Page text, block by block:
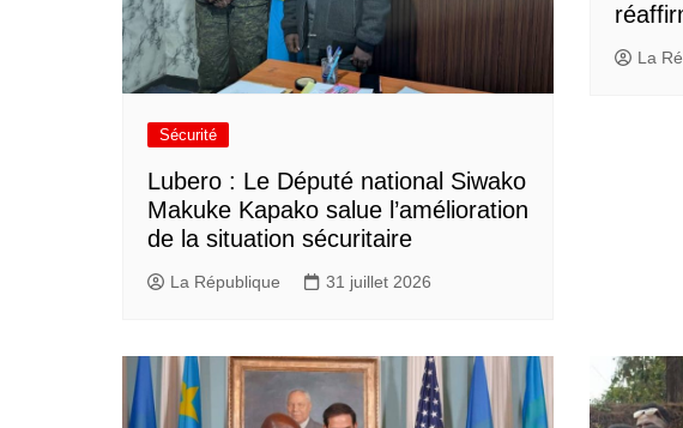
Sécurité
Lubero : Le Député national Siwako
Makuke Kapako salue l’amélioration
de la situation sécuritaire
La République 31 juillet 2026
La